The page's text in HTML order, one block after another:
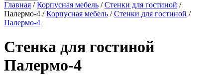
Главная /Корпусная мебель /Стенки для гостиной /
Палермо-4 /Корпусная мебель /Стенки для гостиной /
Палермо-4
Стенка для гостиной
Палермо-4